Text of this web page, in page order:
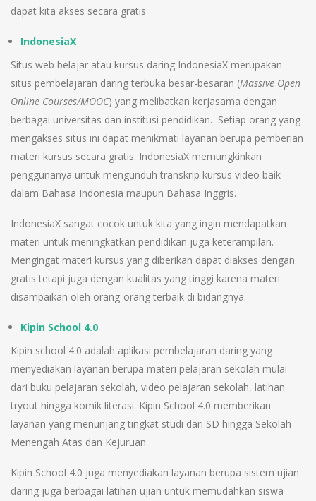
dapat kita akses secara gratis
IndonesiaX
Situs web belajar atau kursus daring IndonesiaX merupakan
situs pembelajaran daring terbuka besar-besaran (Massive Open
Online Courses/MOOC) yang melibatkan kerjasama dengan
berbagai universitas dan institusi pendidikan. Setiap orang yang
mengakses situs ini dapat menikmati layanan berupa pemberian
materi kursus secara gratis. IndonesiaX memungkinkan
penggunanya untuk mengunduh transkrip kursus video baik
dalam Bahasa Indonesia maupun Bahasa Inggris.
IndonesiaX sangat cocok untuk kita yang ingin mendapatkan
materi untuk meningkatkan pendidikan juga keterampilan.
Mengingat materi kursus yang diberikan dapat diakses dengan
gratis tetapi juga dengan kualitas yang tinggi karena materi
disampaikan oleh orang-orang terbaik di bidangnya.
Kipin School 4.0
Kipin school 4.0 adalah aplikasi pembelajaran daring yang
menyediakan layanan berupa materi pelajaran sekolah mulai
dari buku pelajaran sekolah, video pelajaran sekolah, latihan
tryout hingga komik literasi. Kipin School 4.0 memberikan
layanan yang menunjang tingkat studi dari SD hingga Sekolah
Menengah Atas dan Kejuruan.
Kipin School 4.0 juga menyediakan layanan berupa sistem ujian
daring juga berbagai latihan ujian untuk memudahkan siswa